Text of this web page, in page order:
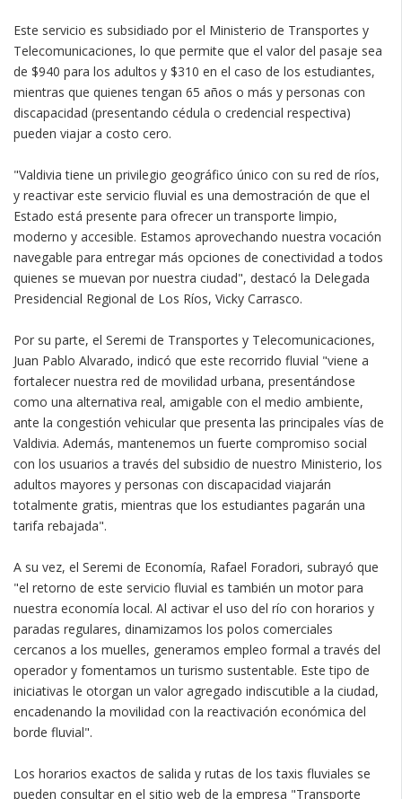
Este servicio es subsidiado por el Ministerio de Transportes y
Telecomunicaciones, lo que permite que el valor del pasaje sea
de $940 para los adultos y $310 en el caso de los estudiantes,
mientras que quienes tengan 65 años o más y personas con
discapacidad (presentando cédula o credencial respectiva)
pueden viajar a costo cero.
"Valdivia tiene un privilegio geográfico único con su red de ríos,
y reactivar este servicio fluvial es una demostración de que el
Estado está presente para ofrecer un transporte limpio,
moderno y accesible. Estamos aprovechando nuestra vocación
navegable para entregar más opciones de conectividad a todos
quienes se muevan por nuestra ciudad", destacó la Delegada
Presidencial Regional de Los Ríos, Vicky Carrasco.
Por su parte, el Seremi de Transportes y Telecomunicaciones,
Juan Pablo Alvarado, indicó que este recorrido fluvial "viene a
fortalecer nuestra red de movilidad urbana, presentándose
como una alternativa real, amigable con el medio ambiente,
ante la congestión vehicular que presenta las principales vías de
Valdivia. Además, mantenemos un fuerte compromiso social
con los usuarios a través del subsidio de nuestro Ministerio, los
adultos mayores y personas con discapacidad viajarán
totalmente gratis, mientras que los estudiantes pagarán una
tarifa rebajada".
A su vez, el Seremi de Economía, Rafael Foradori, subrayó que
"el retorno de este servicio fluvial es también un motor para
nuestra economía local. Al activar el uso del río con horarios y
paradas regulares, dinamizamos los polos comerciales
cercanos a los muelles, generamos empleo formal a través del
operador y fomentamos un turismo sustentable. Este tipo de
iniciativas le otorgan un valor agregado indiscutible a la ciudad,
encadenando la movilidad con la reactivación económica del
borde fluvial".
Los horarios exactos de salida y rutas de los taxis fluviales se
pueden consultar en el sitio web de la empresa "Transporte